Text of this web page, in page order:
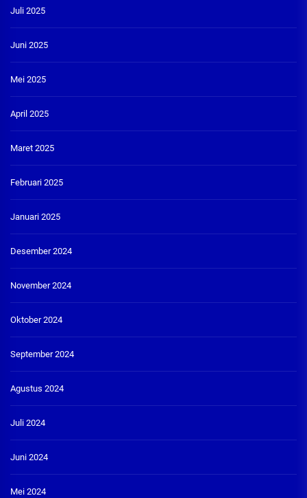
Juli 2025
Juni 2025
Mei 2025
April 2025
Maret 2025
Februari 2025
Januari 2025
Desember 2024
November 2024
Oktober 2024
September 2024
Agustus 2024
Juli 2024
Juni 2024
Mei 2024